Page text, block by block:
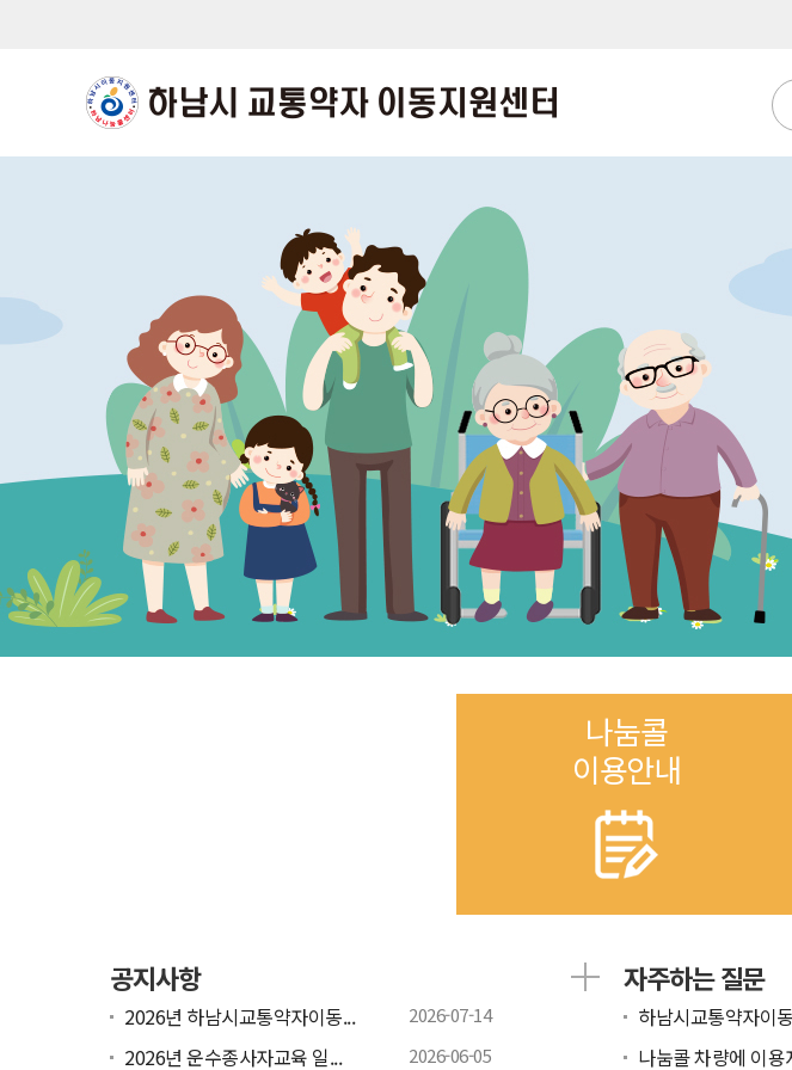
나눔콜
이용안내
공지사항
2026년 하남시교통약자이동... 2026-07-14
2026년 운수종사자교육 일... 2026-06-05
자주하는 질문